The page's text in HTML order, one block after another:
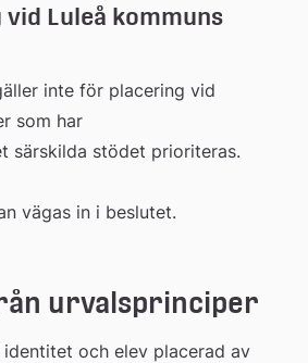
Luleå kommuns
inte för placering vid
som har
särskilda stödet prioriteras.
vägas in i beslutet.
urvalsprinciper
och elev placerad av